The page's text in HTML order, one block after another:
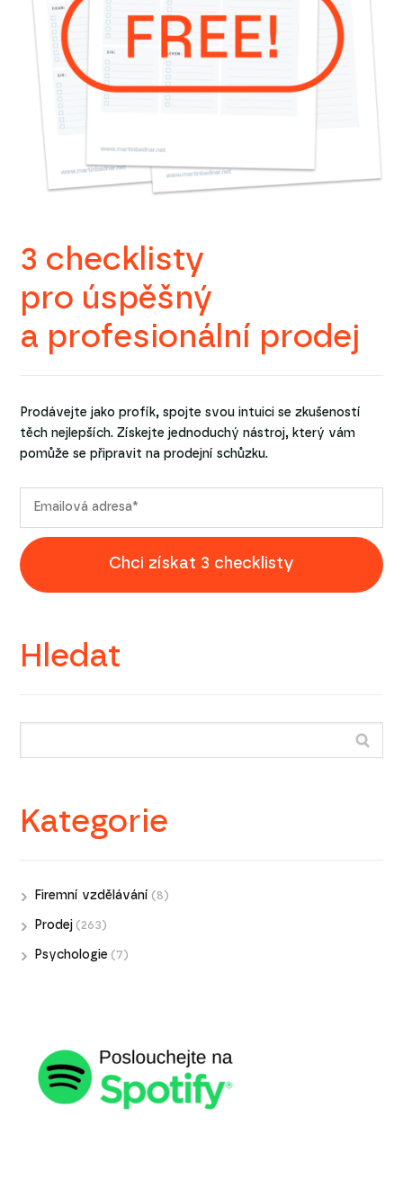
3 checklisty
pro úspěšný
a profesionální prodej
Prodávejte jako profík, spojte svou intuici se zkušeností
těch nejlepších. Získejte jednoduchý nástroj, který vám
pomůže se připravit na prodejní schůzku.
Chci získat 3 checklisty
Hledat
Kategorie
Firemní vzdělávání (8)
Prodej (263)
Psychologie (7)